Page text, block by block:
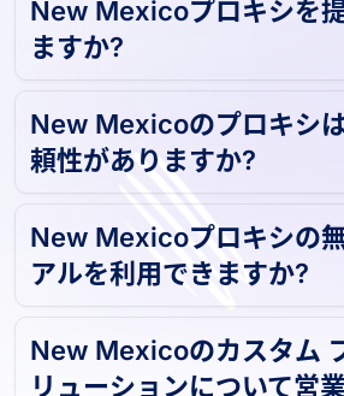
住宅用およびデータセン
New Mexicoプロキシを提
New Mexicoのプロキシは
頼性がありますか?
New Mexicoプロキシの無
アルを利用できますか?